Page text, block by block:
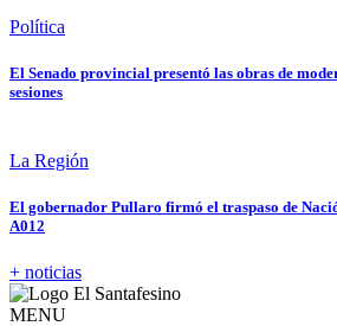
Política
El Senado provincial presentó las obras de
sesiones
La Región
El gobernador Pullaro firmó el traspaso de
A012
+ noticias
MENU